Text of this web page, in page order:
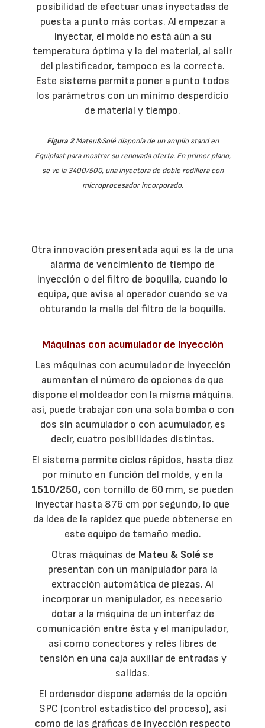
posibilidad de efectuar unas inyectadas de
puesta a punto más cortas. Al empezar a
inyectar, el molde no está aún a su
temperatura óptima y la del material, al salir
del plastificador, tampoco es la correcta.
Este sistema permite poner a punto todos
los parámetros con un mínimo desperdicio
de material y tiempo.
Figura 2Mateu&Solé disponía de un amplio stand en
Equiplast para mostrar su renovada oferta. En primer plano,
se ve la 3400/500, una inyectora de doble rodillera con
microprocesador incorporado.
Otra innovación presentada aquí es la de una
alarma de vencimiento de tiempo de
inyección o del filtro de boquilla, cuando lo
equipa, que avisa al operador cuando se va
obturando la malla del filtro de la boquilla.
Máquinas con acumulador de inyección
Las máquinas con acumulador de inyección
aumentan el número de opciones de que
dispone el moldeador con la misma máquina.
así, puede trabajar con una sola bomba o con
dos sin acumulador o con acumulador, es
decir, cuatro posibilidades distintas.
El sistema permite ciclos rápidos, hasta diez
por minuto en función del molde, y en la
1510/250, con tornillo de 60 mm, se pueden
inyectar hasta 876 cm por segundo, lo que
da idea de la rapidez que puede obtenerse en
este equipo de tamaño medio.
Otras máquinas de Mateu & Solé se
presentan con un manipulador para la
extracción automática de piezas. Al
incorporar un manipulador, es necesario
dotar a la máquina de un interfaz de
comunicación entre ésta y el manipulador,
así como conectores y relés libres de
tensión en una caja auxiliar de entradas y
salidas.
El ordenador dispone además de la opción
SPC (control estadístico del proceso), así
como de las gráficas de inyección respecto